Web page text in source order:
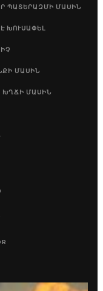
ՊԱՏԵՐԱԶՄԻ ՄԱՍԻՆ
ԽՈՒՍԱՓԵԼ
ՄԱՍԻՆ
ԽՂՃԻ ՄԱՍԻՆ